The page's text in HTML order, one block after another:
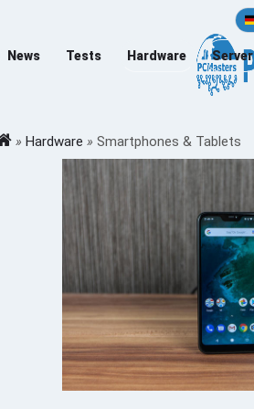
News Tests Hardware Server
» Hardware » Smartphones & Tablets